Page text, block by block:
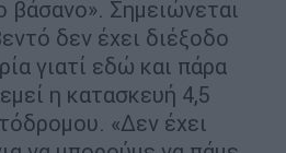
βάσανο». Σημειώνεται
δεν έχει διέξοδο
γιατί εδώ και πάρα
η κατασκευή 4,5
«Δεν έχει